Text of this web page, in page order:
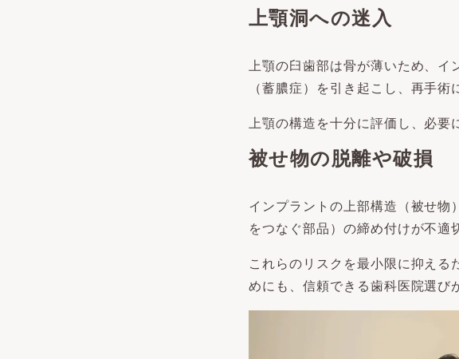
上顎洞への迷入
上顎の臼歯部は骨が薄いため、
（蓄膿症）を引き起こし、再手術
上顎の構造を十分に評価し、必
被せ物の脱離や破損
インプラントの上部構造（被せ物
をつなぐ部品）の締め付けが不適
これらのリスクを最小限に抑える
めにも、信頼できる歯科医院選び